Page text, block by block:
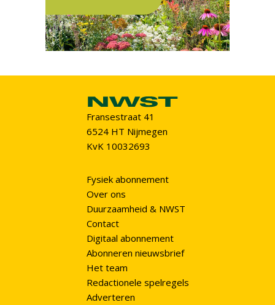
Fransestraat 41
6524 HT Nijmegen
KvK 10032693
Fysiek abonnement
Over ons
Duurzaamheid & NWST
Contact
Digitaal abonnement
Abonneren nieuwsbrief
Het team
Redactionele spelregels
Adverteren